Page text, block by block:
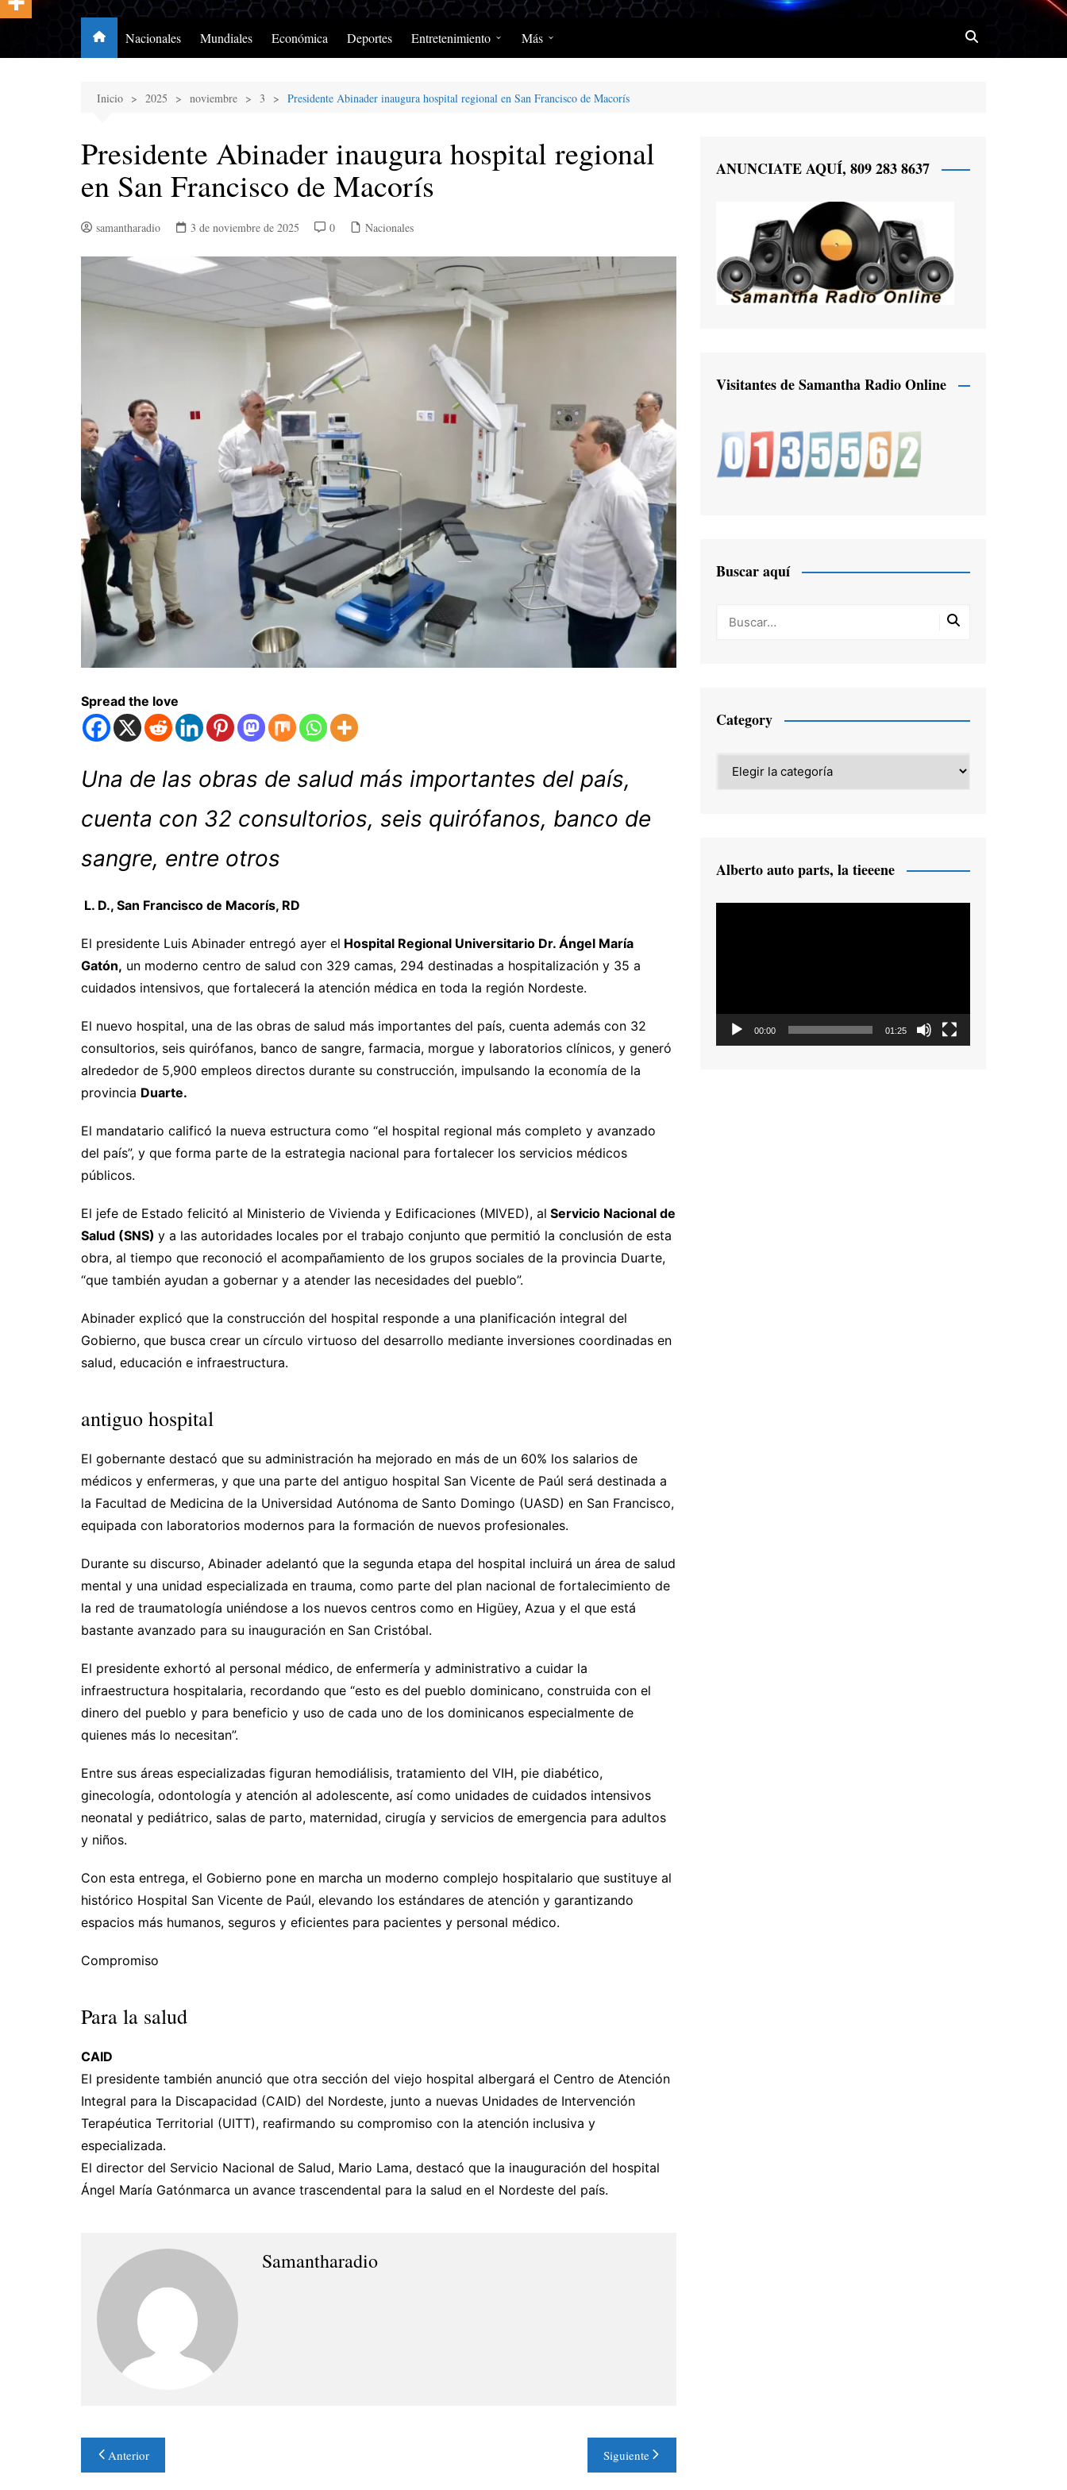
Nacionales Mundiales Económica Deportes Entretenimiento
MerengClásicos
Podcast y Programas de Radio
Más
Inicio 2025 noviembre 3 Presidente Abinader inaugura hospital regional en San Francisco de Macorís
Presidente Abinader inaugura hospital regional
en San Francisco de Macorís
samantharadio 3 de noviembre de 2025 0 Nacionales
Spread the love
Una de las obras de salud más importantes del país,
cuenta con 32 consultorios, seis quirófanos, banco de
sangre, entre otros
L. D., San Francisco de Macorís, RD
El presidente Luis Abinader entregó ayer el Hospital Regional Universitario Dr. Ángel María
Gatón, un moderno centro de salud con 329 camas, 294 destinadas a hospitalización y 35 a
cuidados intensivos, que fortalecerá la atención médica en toda la región Nordeste.
El nuevo hospital, una de las obras de salud más importantes del país, cuenta además con 32
consultorios, seis quirófanos, banco de sangre, farmacia, morgue y laboratorios clínicos, y generó
alrededor de 5,900 empleos directos durante su construcción, impulsando la economía de la
provincia Duarte.
El mandatario calificó la nueva estructura como “el hospital regional más completo y avanzado
del país”, y que forma parte de la estrategia nacional para fortalecer los servicios médicos
públicos.
El jefe de Estado felicitó al Ministerio de Vivienda y Edificaciones (MIVED), al Servicio Nacional de
Salud (SNS) y a las autoridades locales por el trabajo conjunto que permitió la conclusión de esta
obra, al tiempo que reconoció el acompañamiento de los grupos sociales de la provincia Duarte,
“que también ayudan a gobernar y a atender las necesidades del pueblo”.
Abinader explicó que la construcción del hospital responde a una planificación integral del
Gobierno, que busca crear un círculo virtuoso del desarrollo mediante inversiones coordinadas en
salud, educación e infraestructura.
antiguo hospital
El gobernante destacó que su administración ha mejorado en más de un 60% los salarios de
médicos y enfermeras, y que una parte del antiguo hospital San Vicente de Paúl será destinada a
la Facultad de Medicina de la Universidad Autónoma de Santo Domingo (UASD) en San Francisco,
equipada con laboratorios modernos para la formación de nuevos profesionales.
Durante su discurso, Abinader adelantó que la segunda etapa del hospital incluirá un área de salud
mental y una unidad especializada en trauma, como parte del plan nacional de fortalecimiento de
la red de traumatología uniéndose a los nuevos centros como en Higüey, Azua y el que está
bastante avanzado para su inauguración en San Cristóbal.
El presidente exhortó al personal médico, de enfermería y administrativo a cuidar la
infraestructura hospitalaria, recordando que “esto es del pueblo dominicano, construida con el
dinero del pueblo y para beneficio y uso de cada uno de los dominicanos especialmente de
quienes más lo necesitan”.
Entre sus áreas especializadas figuran hemodiálisis, tratamiento del VIH, pie diabético,
ginecología, odontología y atención al adolescente, así como unidades de cuidados intensivos
neonatal y pediátrico, salas de parto, maternidad, cirugía y servicios de emergencia para adultos
y niños.
Con esta entrega, el Gobierno pone en marcha un moderno complejo hospitalario que sustituye al
histórico Hospital San Vicente de Paúl, elevando los estándares de atención y garantizando
espacios más humanos, seguros y eficientes para pacientes y personal médico.
Compromiso
Para la salud
CAID
El presidente también anunció que otra sección del viejo hospital albergará el Centro de Atención
Integral para la Discapacidad (CAID) del Nordeste, junto a nuevas Unidades de Intervención
Terapéutica Territorial (UITT), reafirmando su compromiso con la atención inclusiva y
especializada.
El director del Servicio Nacional de Salud, Mario Lama, destacó que la inauguración del hospital
Ángel María Gatónmarca un avance trascendental para la salud en el Nordeste del país.
Samantharadio
Navegación
de
Anterior Siguiente
ANUNCIATE AQUÍ, 809 283 8637
Visitantes de Samantha Radio Online
Buscar aquí
Category
Alberto auto parts, la tieeene
00:00 01:25